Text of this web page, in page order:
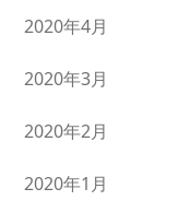
2020年4月
2020年3月
2020年2月
2020年1月